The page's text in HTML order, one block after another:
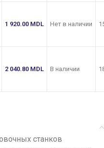
1 920.00 MDL Нет в наличии
2 040.80 MDL В наличии
станков